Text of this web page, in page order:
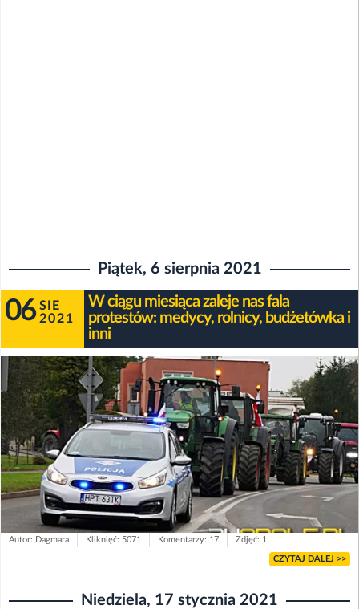
Piątek, 6 sierpnia 2021
06 SIE
2021
W ciągu miesiąca zaleje nas fala
protestów: medycy, rolnicy, budżetówka i
inni
Autor: Dagmara Kliknięć: 5071 Komentarzy: 17 Zdjęć: 1
CZYTAJ DALEJ >>
Niedziela, 17 stycznia 2021